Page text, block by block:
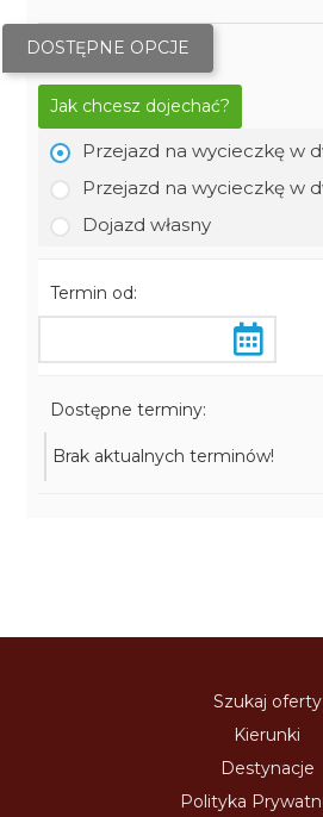
DOSTĘPNE OPCJE
Jak chcesz dojechać?
Przejazd na wycieczkę w
Przejazd na wycieczkę w
Dojazd własny
Termin od:
Dostępne terminy:
Brak aktualnych terminów!
Szukaj oferty
Kierunki
Destynacje
Polityka